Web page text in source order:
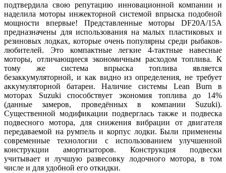
подтвердила свою репутацию инновационной компании и
наделила моторы инжекторной системой впрыска подобной
мощности впервые! Представленные моторы DF20A/15A
предназначены для использования на малых пластиковых и
резиновых лодках, которые очень популярны среди рыбаков-
любителей. Это компактные легкие 4-тактные навесные
моторы, отличающиеся экономичным расходом топлива. К
тому же система впрыска топлива является
безаккумуляторной, и как видно из определения, не требует
аккумуляторной батареи. Наличие системы Lean Burn в
моторах Suzuki способствует экономия топлива до 14%
(данные замеров, проведённых в компании Suzuki).
Существенной модификации подверглась также и подвеска
подвесного мотора, для снижения вибрации от двигателя
передаваемой на румпель и корпус лодки. Были применены
современные технологии с использованием улучшенной
конструкции амортизаторов. Конструкция подвески
учитывает и лучшую развесовку лодочного мотора, в том
числе и для удобной его откидки.